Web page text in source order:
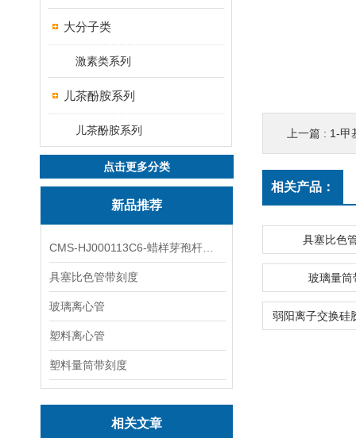
大分子类
激素类系列
儿茶酚胺系列
儿茶酚胺系列
点击更多分类
新品推荐
具塞比色管带刻度
玻璃离心管
塑料离心管
塑料量筒带刻度
相关文章
上一篇 : 1-甲
相关产品：
具塞比色
玻璃量筒